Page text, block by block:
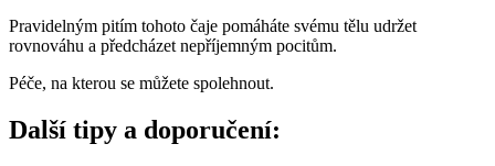
Pravidelným pitím tohoto čaje pomáháte svému tělu udržet
rovnováhu a předcházet nepříjemným pocitům.
Péče, na kterou se můžete spolehnout.
Další tipy a doporučení: